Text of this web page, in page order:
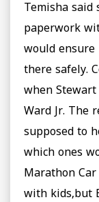
Temisha
paperwork
would ensure
there safely.
when
Ward Jr. The
supposed to
which ones
Marathon
with kids,but